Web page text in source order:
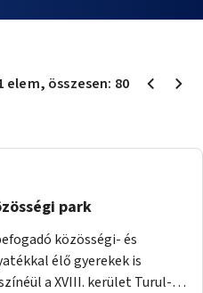
elem, összesen: 80
park
közösségi- és
élő gyerekek is
a XVIII. kerület Turul-